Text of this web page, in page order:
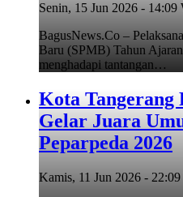
Senin, 15 Jun 2026 - 14:09
BagusNews.Co –
Baru (SPMB) Tahun
menghadapi tantangan…
Kota Tangerang
Gelar Juara
Peparpeda 2026
Kamis, 11 Jun 2026 -